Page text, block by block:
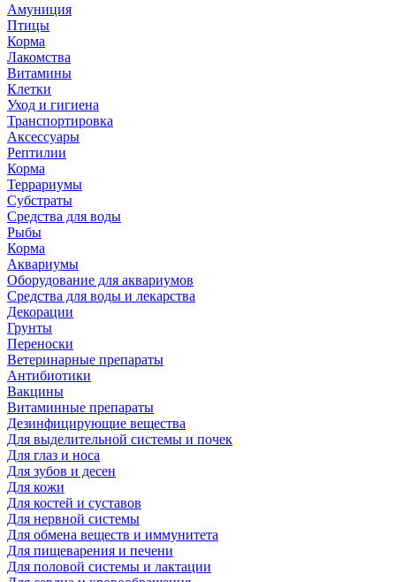
Амуниция
Птицы
Корма
Лакомства
Витамины
Клетки
Уход и гигиена
Транспортировка
Аксессуары
Рептилии
Корма
Террариумы
Субстраты
Средства для воды
Рыбы
Корма
Аквариумы
Оборудование для аквариумов
Средства для воды и лекарства
Декорации
Грунты
Переноски
Ветеринарные препараты
Антибиотики
Вакцины
Витаминные препараты
Дезинфицирующие вещества
Для выделительной системы и почек
Для глаз и носа
Для зубов и десен
Для кожи
Для костей и суставов
Для нервной системы
Для обмена веществ и иммунитета
Для пищеварения и печени
Для половой системы и лактации